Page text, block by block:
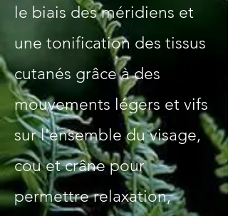
le biais des méridiens et
une tonification des tissus
cutanés grâce à des
mouvements légers et vifs
sur l'ensemble du visage,
cou et crâne pour
permettre relaxation,